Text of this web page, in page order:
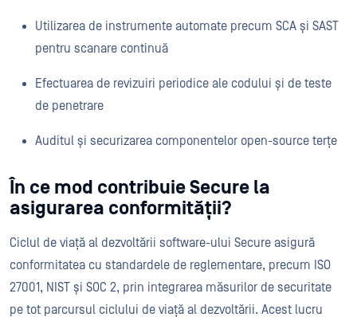
Utilizarea de instrumente automate precum SCA și SAST
pentru scanare continuă
Efectuarea de revizuiri periodice ale codului și de teste
de penetrare
Auditul și securizarea componentelor open-source terțe
În ce mod contribuie Secure la
asigurarea conformității?
Ciclul de viață al dezvoltării software-ului Secure asigură
conformitatea cu standardele de reglementare, precum ISO
27001, NIST și SOC 2, prin integrarea măsurilor de securitate
pe tot parcursul ciclului de viață al dezvoltării. Acest lucru